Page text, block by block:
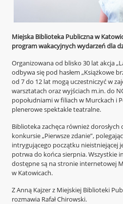
Miejska Biblioteka Publiczna w
program wakacyjnych wydarzeń dla
Organizowana od blisko 30 lat akcja
odbywa się pod hasłem „Książkowe
od 7 do 12 lat mogą uczestniczyć w
warsztatach oraz wyjściach m.in. do
popołudniami w filiach w Murckach i
plenerowe spektakle teatralne.
Biblioteka zachęca również dorosłych
konkursie „Pierwsze zdanie”,
intrygującego początku nieistniejącej
potrwa do końca sierpnia. Wszystkie
dostępne są na stronie internetowej
w Katowicach.
Z Anną Kajzer z Miejskiej Biblioteki
rozmawia Rafał Chirowski.